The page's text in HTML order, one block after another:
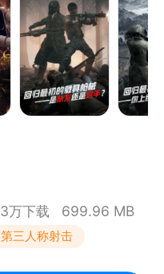
自由选址、收集物资、
胜利徽章！在高度模拟
的抄家枪战！
万下载 699.96 MB
第三人称射击